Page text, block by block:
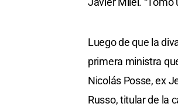
Luego de que la
primera ministra
Nicolás Posse, ex
Russo, titular de la